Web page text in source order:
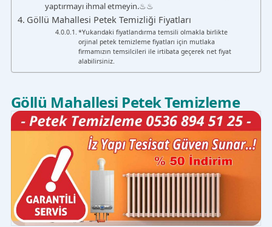
yaptırmayı ihmal etmeyin.♨♨
Göllü Mahallesi Petek Temizliği Fiyatları
*Yukarıdaki fiyatlandırma temsili olmakla birlikte
orjinal petek temizleme fiyatları için mutlaka
firmamızın temsilcileri ile irtibata geçerek net fiyat
alabilirsiniz.
Göllü Mahallesi Petek Temizleme